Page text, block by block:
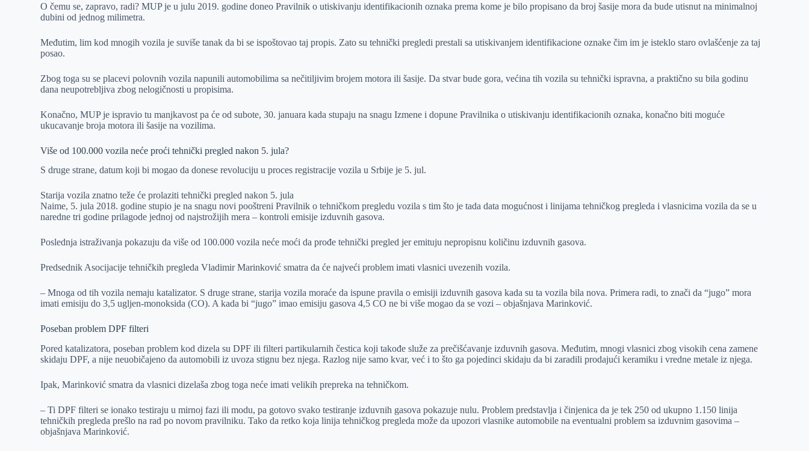
O čemu se, zapravo, radi? MUP je u julu 2019. godine doneo Pravilnik o utiskivanju identifikacionih oznaka prema kome je bilo propisano da broj šasije mora da bude utisnut na minimalnoj
dubini od jednog milimetra.
Međutim, lim kod mnogih vozila je suviše tanak da bi se ispoštovao taj propis. Zato su tehnički pregledi prestali sa utiskivanjem identifikacione oznake čim im je isteklo staro ovlašćenje za taj
posao.
Zbog toga su se placevi polovnih vozila napunili automobilima sa nečitiljivim brojem motora ili šasije. Da stvar bude gora, većina tih vozila su tehnički ispravna, a praktično su bila godinu
dana neupotrebljiva zbog nelogičnosti u propisima.
Konačno, MUP je ispravio tu manjkavost pa će od subote, 30. januara kada stupaju na snagu Izmene i dopune Pravilnika o utiskivanju identifikacionih oznaka, konačno biti moguće
ukucavanje broja motora ili šasije na vozilima.
Više od 100.000 vozila neće proći tehnički pregled nakon 5. jula?
S druge strane, datum koji bi mogao da donese revoluciju u proces registracije vozila u Srbije je 5. jul.
Starija vozila znatno teže će prolaziti tehnički pregled nakon 5. jula
Naime, 5. jula 2018. godine stupio je na snagu novi pooštreni Pravilnik o tehničkom pregledu vozila s tim što je tada data mogućnost i linijama tehničkog pregleda i vlasnicima vozila da se u
naredne tri godine prilagode jednoj od najstrožijih mera – kontroli emisije izduvnih gasova.
Poslednja istraživanja pokazuju da više od 100.000 vozila neće moći da prođe tehnički pregled jer emituju nepropisnu količinu izduvnih gasova.
Predsednik Asocijacije tehničkih pregleda Vladimir Marinković smatra da će najveći problem imati vlasnici uvezenih vozila.
– Mnoga od tih vozila nemaju katalizator. S druge strane, starija vozila moraće da ispune pravila o emisiji izduvnih gasova kada su ta vozila bila nova. Primera radi, to znači da “jugo” mora
imati emisiju do 3,5 ugljen-monoksida (CO). A kada bi “jugo” imao emisiju gasova 4,5 CO ne bi više mogao da se vozi – objašnjava Marinković.
Poseban problem DPF filteri
Pored katalizatora, poseban problem kod dizela su DPF ili filteri partikularnih čestica koji takođe služe za prečišćavanje izduvnih gasova. Međutim, mnogi vlasnici zbog visokih cena zamene
skidaju DPF, a nije neuobičajeno da automobili iz uvoza stignu bez njega. Razlog nije samo kvar, već i to što ga pojedinci skidaju da bi zaradili prodajući keramiku i vredne metale iz njega.
Ipak, Marinković smatra da vlasnici dizelaša zbog toga neće imati velikih prepreka na tehničkom.
– Ti DPF filteri se ionako testiraju u mirnoj fazi ili modu, pa gotovo svako testiranje izduvnih gasova pokazuje nulu. Problem predstavlja i činjenica da je tek 250 od ukupno 1.150 linija
tehničkih pregleda prešlo na rad po novom pravilniku. Tako da retko koja linija tehničkog pregleda može da upozori vlasnike automobile na eventualni problem sa izduvnim gasovima –
objašnjava Marinković.